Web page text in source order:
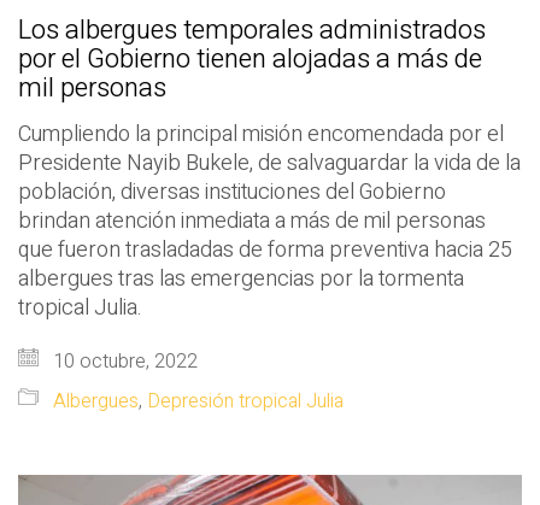
Los albergues temporales administrados
por el Gobierno tienen alojadas a más de
mil personas
Cumpliendo la principal misión encomendada por el
Presidente Nayib Bukele, de salvaguardar la vida de la
población, diversas instituciones del Gobierno
brindan atención inmediata a más de mil personas
que fueron trasladadas de forma preventiva hacia 25
albergues tras las emergencias por la tormenta
tropical Julia.
10 octubre, 2022
Albergues, Depresión tropical Julia